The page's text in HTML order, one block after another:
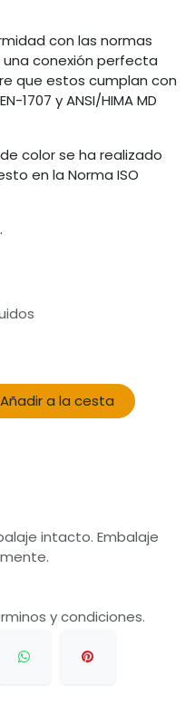
con las normas
conexión perfecta
que estos cumplan con
1707 y ANSI/HIMA MD
color se ha realizado
en la Norma ISO
Añadir a la cesta
intacto. Embalaje
y condiciones.